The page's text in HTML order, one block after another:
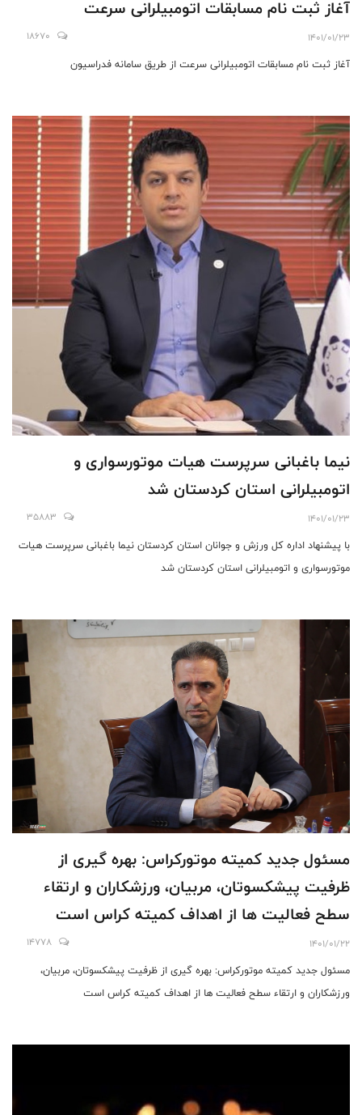
آغاز ثبت نام مسابقات اتومبیلرانی سرعت
1401/01/23
18670
آغاز ثبت نام مسابقات اتومبیلرانی سرعت از طریق سامانه فدراسیون
نیما باغبانی سرپرست هیات موتورسواری و
اتومبیلرانی استان کردستان شد
1401/01/23
35883
با پیشنهاد اداره کل ورزش و جوانان استان کردستان نیما باغبانی سرپرست هیات
موتورسواری و اتومبیلرانی استان کردستان شد
مسئول جدید کمیته موتورکراس: بهره گیری از
ظرفیت پیشکسوتان، مربیان، ورزشکاران و ارتقاء
سطح فعالیت ها از اهداف کمیته کراس است
1401/01/22
14778
مسئول جدید کمیته موتورکراس: بهره گیری از ظرفیت پیشکسوتان، مربیان،
ورزشکاران و ارتقاء سطح فعالیت ها از اهداف کمیته کراس است